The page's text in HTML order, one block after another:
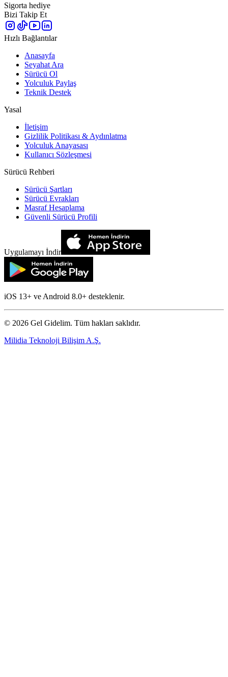
Sigorta hediye
Bizi Takip Et
Hızlı Bağlantılar
Anasayfa
Seyahat Ara
Sürücü Ol
Yolculuk Paylaş
Teknik Destek
Yasal
İletişim
Gizlilik Politikası & Aydınlatma
Yolculuk Anayasası
Kullanıcı Sözleşmesi
Sürücü Rehberi
Sürücü Şartları
Sürücü Evrakları
Masraf Hesaplama
Güvenli Sürücü Profili
Uygulamayı İndir
iOS 13+ ve Android 8.0+ desteklenir.
© 2026 Gel Gidelim. Tüm hakları saklıdır.
Milidia Teknoloji Bilişim A.Ş.